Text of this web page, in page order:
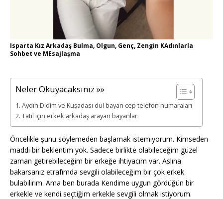
Isparta Kız Arkadaş Bulma, Olgun, Genç, Zengin KAdınlarla
Sohbet ve MEsajlaşma
Neler Okuyacaksınız »»
Aydın Didim ve Kuşadası dul bayan cep telefon numaraları
Tatil için erkek arkadaş arayan bayanlar
Öncelikle şunu söylemeden başlamak istemiyorum. Kimseden
maddi bir beklentim yok. Sadece birlikte olabileceğim güzel
zaman getirebileceğim bir erkeğe ihtiyacım var. Aslına
bakarsanız etrafımda sevgili olabileceğim bir çok erkek
bulabilirim. Ama ben burada Kendime uygun gördüğün bir
erkekle ve kendi seçtiğim erkekle sevgili olmak istiyorum.